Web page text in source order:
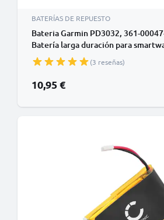
BATERÍAS DE REPUESTO
Bateria Garmin PD3032, 361-
Batería larga duración para
Approach S1, Forerunner 110, 210,
(3 reseñas)
10,95 €